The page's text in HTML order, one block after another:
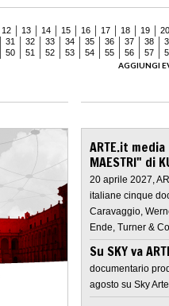
12 13 14 15 16 17 18 19
20
31 32 33 34 35 36 37 38
50 51 52 53 54 55 56 57
AGGIUNGI
ARTE.it
MAESTRI" di
20 aprile 2027,
italiane cinque
Caravaggio,
Ende, Turner &
Su SKY va
documentario
agosto su Sky Arte